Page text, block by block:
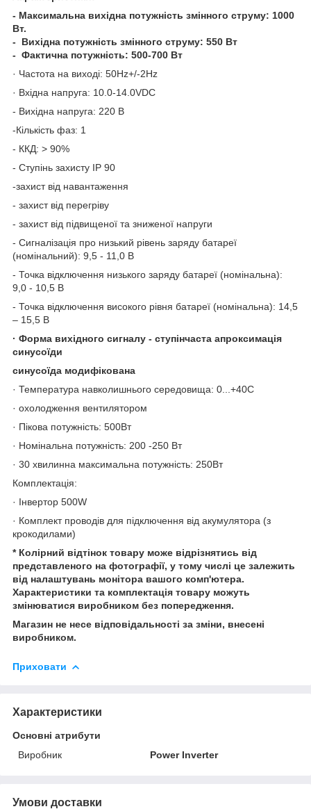
- Максимальна вихідна потужність змінного струму: 1000
Вт.
- Вихідна потужність змінного струму: 550 Вт
- Фактична потужність: 500-700 Вт
· Частота на виході: 50Hz+/-2Hz
· Вхідна напруга: 10.0-14.0VDC
- Вихідна напруга: 220 В
-Кількість фаз: 1
- ККД: > 90%
- Ступінь захисту IP 90
-захист від навантаження
- захист від перегріву
- захист від підвищеної та зниженої напруги
- Сигналізація про низький рівень заряду батареї
(номінальний): 9,5 - 11,0 В
- Точка відключення низького заряду батареї (номінальна):
9,0 - 10,5 В
- Точка відключення високого рівня батареї (номінальна): 14,5
– 15,5 В
· Форма вихідного сигналу - ступінчаста апроксимація
синусоїди
синусоїда модифікована
· Температура навколишнього середовища: 0...+40С
· охолодження вентилятором
· Пікова потужність: 500Вт
· Номінальна потужність: 200 -250 Вт
· 30 хвилинна максимальна потужність: 250Вт
Комплектація:
· Інвертор 500W
· Комплект проводів для підключення від акумулятора (з
крокодилами)
* Колірний відтінок товару може відрізнятись від
представленого на фотографії, у тому числі це залежить
від налаштувань монітора вашого комп'ютера.
Характеристики та комплектація товару можуть
змінюватися виробником без попередження.
Магазин не несе відповідальності за зміни, внесені
виробником.
Приховати
Характеристики
Основні атрибути
Виробник
Power Inverter
Умови доставки